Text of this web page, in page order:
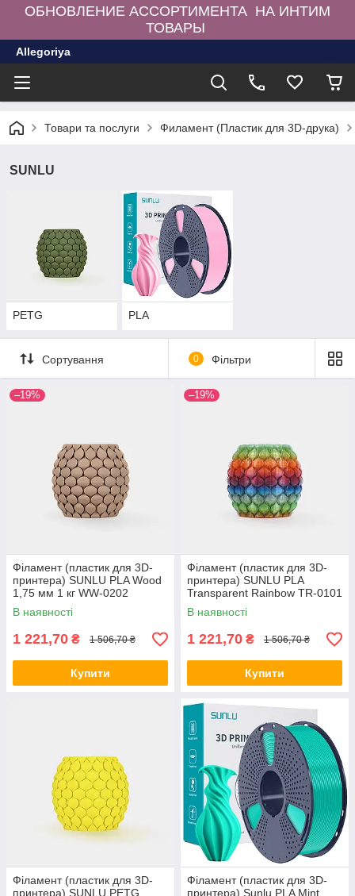
ОБНОВЛЕНИЕ АССОРТИМЕНТА НА ИНТИМ
ТОВАРЫ
Allegoriya
Товари та послуги Филамент (Пластик для 3D-друка)
SUNLU
PETG PLA
Сортування 0 Фільтри
–19%
Філамент (пластик для 3D-
принтера) SUNLU PLA Wood
1,75 мм 1 кг WW-0202
В наявності
1 221,70 ₴ 1 506,70 ₴
Купити
–19%
Філамент (пластик для 3D-
принтера) SUNLU PLA
Transparent Rainbow TR-0101
1,75 мм 1 кг
В наявності
1 221,70 ₴ 1 506,70 ₴
Купити
Філамент (пластик для 3D-
принтера) SUNLU PETG
Філамент (пластик для 3D-
принтера) Sunlu PLA Mint